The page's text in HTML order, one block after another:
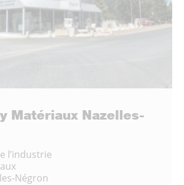
Matériaux Nazelles-
l’industrie
Négron